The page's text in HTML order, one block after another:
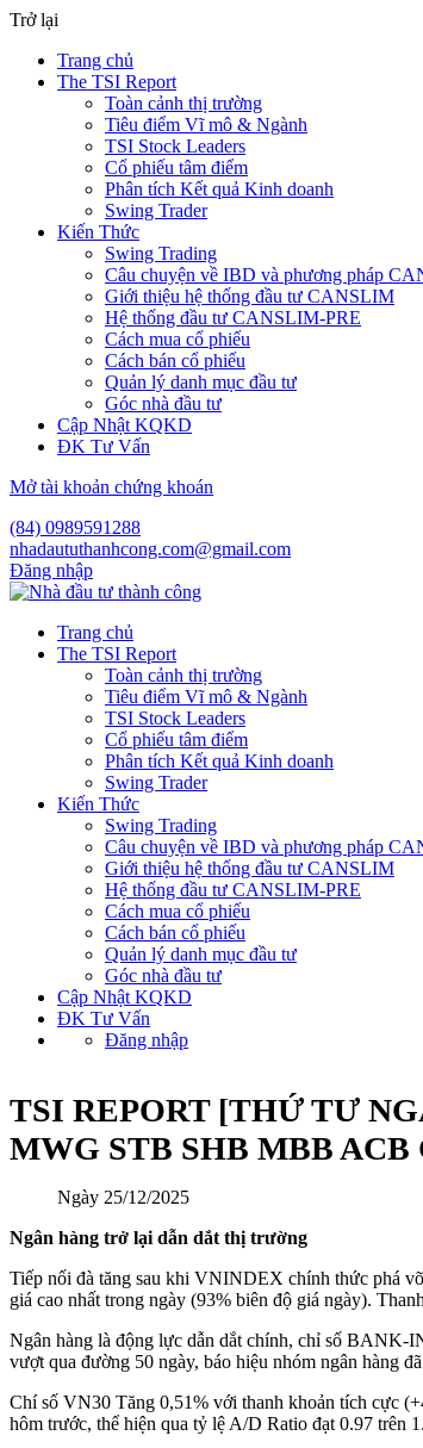
Trở lại
Trang chủ
The TSI Report
Toàn cảnh thị trường
Tiêu điểm Vĩ mô & Ngành
TSI Stock Leaders
Cổ phiếu tâm điểm
Phân tích Kết quả Kinh doanh
Swing Trader
Kiến Thức
Swing Trading
Câu chuyện về IBD và phương pháp
Giới thiệu hệ thống đầu tư CANSLIM
Hệ thống đầu tư CANSLIM-PRE
Cách mua cổ phiếu
Cách bán cổ phiếu
Quản lý danh mục đầu tư
Góc nhà đầu tư
Cập Nhật KQKD
ĐK Tư Vấn
Mở tài khoản chứng khoán
(84) 0989591288
nhadaututhanhcong.com@gmail.com
Đăng nhập
Trang chủ
The TSI Report
Toàn cảnh thị trường
Tiêu điểm Vĩ mô & Ngành
TSI Stock Leaders
Cổ phiếu tâm điểm
Phân tích Kết quả Kinh doanh
Swing Trader
Kiến Thức
Swing Trading
Câu chuyện về IBD và phương pháp
Giới thiệu hệ thống đầu tư CANSLIM
Hệ thống đầu tư CANSLIM-PRE
Cách mua cổ phiếu
Cách bán cổ phiếu
Quản lý danh mục đầu tư
Góc nhà đầu tư
Cập Nhật KQKD
ĐK Tư Vấn
Đăng nhập
TSI REPORT [THỨ TƯ
MWG STB SHB MBB ACB
Ngày 25/12/2025
Ngân hàng trở lại dẫn dắt thị trường
Tiếp nối đà tăng sau khi VNINDEX chính thức phá
giá cao nhất trong ngày (93% biên độ giá ngày).
Ngân hàng là động lực dẫn dắt chính, chỉ số BANK-
vượt qua đường 50 ngày, báo hiệu nhóm ngân hàng
Chí số VN30 Tăng 0,51% với thanh khoản tích cực
hôm trước, thể hiện qua tỷ lệ A/D Ratio đạt 0.97 trên 1.